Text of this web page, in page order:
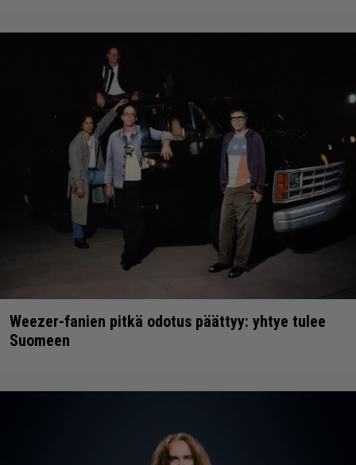
Weezer-fanien pitkä odotus päättyy: yhtye tulee
Suomeen